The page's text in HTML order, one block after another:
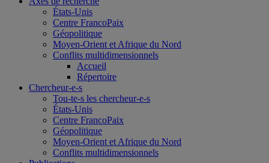
États-Unis
Centre FrancoPaix
Géopolitique
Moyen-Orient et Afrique du Nord
Conflits multidimensionnels
Accueil
Répertoire
Chercheur-e-s
Tou-te-s les chercheur-e-s
États-Unis
Centre FrancoPaix
Géopolitique
Moyen-Orient et Afrique du Nord
Conflits multidimensionnels